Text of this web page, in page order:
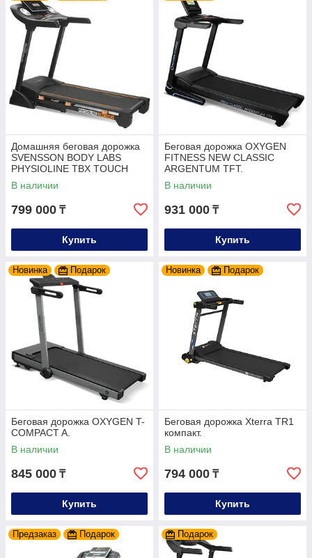
Домашняя беговая дорожка
SVENSSON BODY LABS
PHYSIOLINE TBX TOUCH
В наличии
799 000 ₸
Купить
Беговая дорожка OXYGEN
FITNESS NEW CLASSIC
ARGENTUM TFT.
В наличии
931 000 ₸
Купить
Новинка Подарок
Беговая дорожка OXYGEN T-
COMPACT A.
В наличии
845 000 ₸
Купить
Новинка Подарок
Беговая дорожка Xterra TR1
компакт.
В наличии
794 000 ₸
Купить
Предзаказ Подарок Подарок